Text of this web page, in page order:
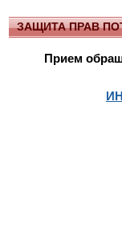
ЗАЩИТА ПРАВ
Прием